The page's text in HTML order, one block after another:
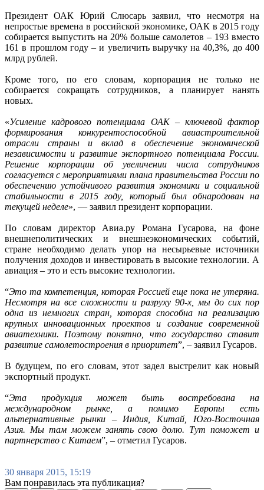
Президент ОАК Юрий Слюсарь заявил, что несмотря на
непростые времена в российской экономике, ОАК в 2015 году
собирается выпустить на 20% больше самолетов – 193 вместо
161 в прошлом году – и увеличить выручку на 40,3%, до 400
млрд рублей.
Кроме того, по его словам, корпорация не только не
собирается сокращать сотрудников, а планирует нанять
новых.
«Усиление кадрового потенциала ОАК – ключевой фактор
формирования конкурентоспособной авиастроительной
отрасли страны и вклад в обеспечение экономической
независимости и развитие экспортного потенциала России.
Решение корпорации об увеличении числа сотрудников
согласуется с мероприятиями плана правительства России по
обеспечению устойчивого развития экономики и социальной
стабильности в 2015 году, который был обнародован на
текущей неделе», — заявил президент корпорации.
По словам директор Авиа.ру Романа Гусарова, на фоне
внешнеполитических и внешнеэкономических событий,
стране необходимо делать упор на несырьевые источники
получения доходов и инвестировать в высокие технологии. А
авиация – это и есть высокие технологии.
“Это та компетенция, которая Россией еще пока не утеряна.
Несмотря на все сложности и разруху 90-х, мы до сих пор
одна из немногих стран, которая способна на реализацию
крупных инновационных проектов и создание современной
авиатехники. Поэтому понятно, что государство ставит
развитие самолетостроения в приоритет”, – заявил Гусаров.
В будущем, по его словам, этот задел выстрелит как новый
экспортный продукт.
“Эта продукция может быть востребована на
международном рынке, а помимо Европы есть
альтернативные рынки – Индия, Китай, Юго-Восточная
Азия. Мы там можем занять свою долю. Тут поможет и
партнерство с Китаем”, – отметил Гусаров.
30 января 2015, 15:19
Вам понравилась эта публикация?